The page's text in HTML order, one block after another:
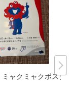
ャクミャクポスタ